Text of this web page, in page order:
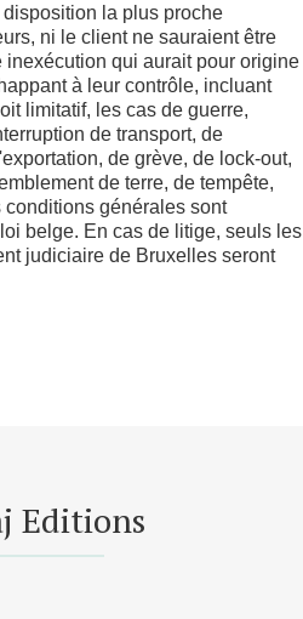
la plus proche
ni le client ne sauraient être
qui aurait pour origine
à leur contrôle, incluant
limitatif, les cas de guerre,
de transport, de
de grève, de lock-out,
de terre, de tempête,
générales sont
belge. En cas de litige, seuls les
judiciaire de Bruxelles seront
Editions